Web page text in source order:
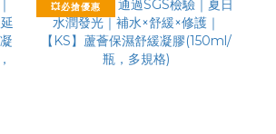
💥必搶優惠